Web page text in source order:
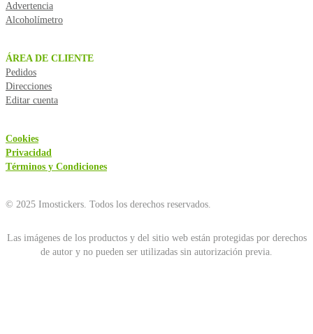
Advertencia
Alcoholímetro
ÁREA DE CLIENTE
Pedidos
Direcciones
Editar cuenta
Cookies
Privacidad
Términos y Condiciones
© 2025 Imostickers. Todos los derechos reservados.
Las imágenes de los productos y del sitio web están protegidas por derechos
de autor y no pueden ser utilizadas sin autorización previa.